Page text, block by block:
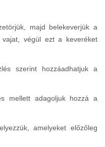
majd belekeverjük a
végül ezt a keveréket
szerint hozzáadhatjuk a
mellett adagoljuk hozzá a
amelyeket előzőleg